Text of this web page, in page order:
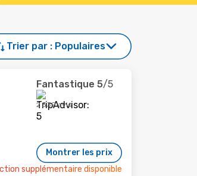
Trier par : Populaires
Fantastique 5/5
2 539 avis
Montrer les prix
supplémentaire disponible